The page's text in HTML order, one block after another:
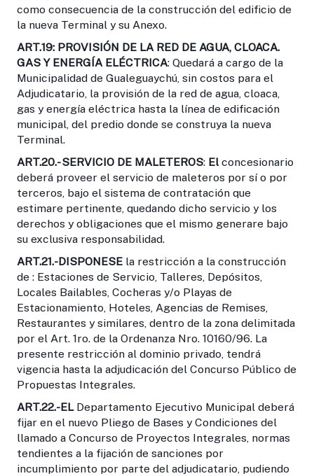
como consecuencia de la construcción del edificio de
la nueva Terminal y su Anexo.
ART.19: PROVISIÓN DE LA RED DE AGUA, CLOACA.
GAS Y ENERGÍA ELÉCTRICA: Quedará a cargo de la
Municipalidad de Gualeguaychú, sin costos para el
Adjudicatario, la provisión de la red de agua, cloaca,
gas y energía eléctrica hasta la línea de edificación
municipal, del predio donde se construya la nueva
Terminal.
ART.20.- SERVICIO DE MALETEROS: Elconcesionario
deberá proveer el servicio de maleteros por sí o por
terceros, bajo el sistema de contratación que
estimare pertinente, quedando dicho servicio y los
derechos y obligaciones que el mismo generare bajo
su exclusiva responsabilidad.
ART.21.-DISPONESE la restricción a la construcción
de : Estaciones de Servicio, Talleres, Depósitos,
Locales Bailables, Cocheras y/o Playas de
Estacionamiento, Hoteles, Agencias de Remises,
Restaurantes y similares, dentro de la zona delimitada
por el Art. 1ro. de la Ordenanza Nro. 10160/96. La
presente restricción al dominio privado, tendrá
vigencia hasta la adjudicación del Concurso Público de
Propuestas Integrales.
ART.22.-ELDepartamento Ejecutivo Municipal deberá
fijar en el nuevo Pliego de Bases y Condiciones del
llamado a Concurso de Proyectos Integrales, normas
tendientes a la fijación de sanciones por
incumplimiento por parte del adjudicatario, pudiendo